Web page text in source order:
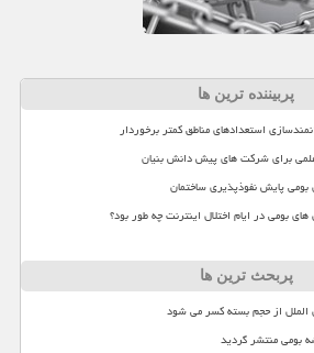
پربیننده ترین ها
استعدادهای مناطق کمتر برخوردار
برای شرکت های پیش دانش بنیان
بومی پایش نفوذپذیری ساختمان
بومی در ایام اختلال اینترنت چه طور بود؟
پربحث ترین ها
الملل از حجم بسته کسر می شود
بومی منتشر گردید